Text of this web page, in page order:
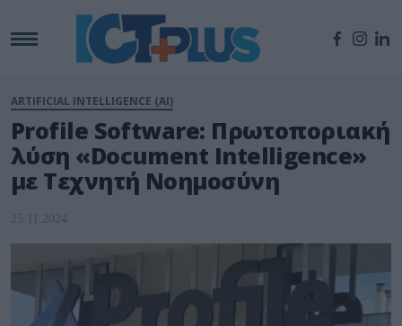
ARTIFICIAL INTELLIGENCE (AI)
Profile Software: Πρωτοποριακή
λύση «Document Intelligence»
με Τεχνητή Νοημοσύνη
25.11.2024